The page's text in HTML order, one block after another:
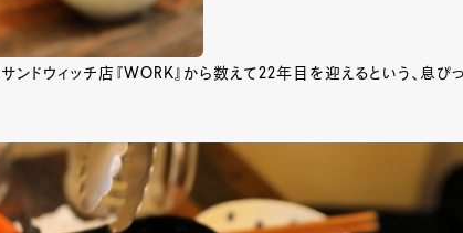
ンドウィッチ店『WORK』から数えて22年目を迎えるという、息ぴ